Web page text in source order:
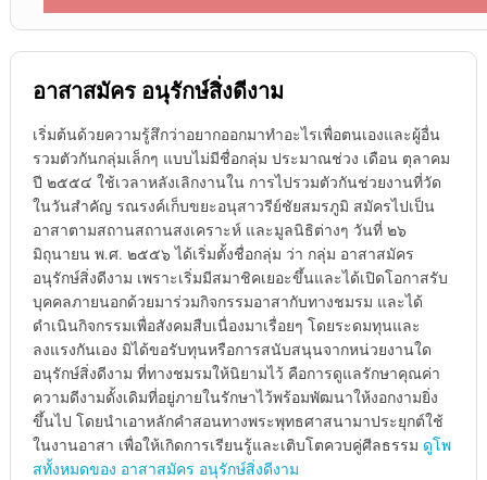
อาสาสมัคร อนุรักษ์สิ่งดีงาม
เริ่มต้นด้วยความรู้สึกว่าอยากออกมาทำอะไรเพื่อตนเองและผู้อื่น
รวมตัวกันกลุ่มเล็กๆ แบบไม่มีชื่อกลุ่ม ประมาณช่วง เดือน ตุลาคม
ปี ๒๕๕๔ ใช้เวลาหลังเลิกงานใน การไปรวมตัวกันช่วยงานที่วัด
ในวันสำคัญ รณรงค์เก็บขยะอนุสาวรีย์ชัยสมรภูมิ สมัครไปเป็น
อาสาตามสถานสถานสงเคราะห์ และมูลนิธิต่างๆ วันที่ ๒๖
มิถุนายน พ.ศ. ๒๕๕๖ ได้เริ่มตั้งชื่อกลุ่ม ว่า กลุ่ม อาสาสมัคร
อนุรักษ์สิ่งดีงาม เพราะเริ่มมีสมาชิคเยอะขึ้นและได้เปิดโอกาสรับ
บุคคลภายนอกด้วยมาร่วมกิจกรรมอาสากับทางชมรม และได้
ดำเนินกิจกรรมเพื่อสังคมสืบเนื่องมาเรื่อยๆ โดยระดมทุนและ
ลงแรงกันเอง มิได้ขอรับทุนหรือการสนับสนุนจากหน่วยงานใด
อนุรักษ์สิ่งดีงาม ที่ทางชมรมให้นิยามไว้ คือการดูแลรักษาคุณค่า
ความดีงามดั้งเดิมที่อยู่ภายในรักษาไว้พร้อมพัฒนาให้งอกงามยิ่ง
ขึ้นไป โดยนำเอาหลักคำสอนทางพระพุทธศาสนามาประยุกต์ใช้
ในงานอาสา เพื่อให้เกิดการเรียนรู้และเติบโตควบคู่ศีลธรรม ดูโพ
สทั้งหมดของ อาสาสมัคร อนุรักษ์สิ่งดีงาม